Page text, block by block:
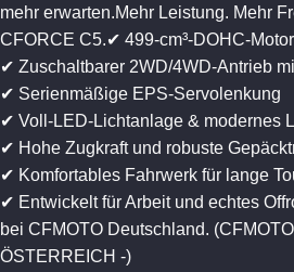
mehr erwarten.Mehr Leistung. Mehr
CFORCE C5.✔ 499-cm³-DOHC-
✔ Zuschaltbarer 2WD/4WD-Antrieb
✔ Serienmäßige EPS-Servolenkung
✔ Voll-LED-Lichtanlage & modernes
✔ Hohe Zugkraft und robuste
✔ Komfortables Fahrwerk für lange
✔ Entwickelt für Arbeit und echtes
bei CFMOTO Deutschland.
ÖSTERREICH -)